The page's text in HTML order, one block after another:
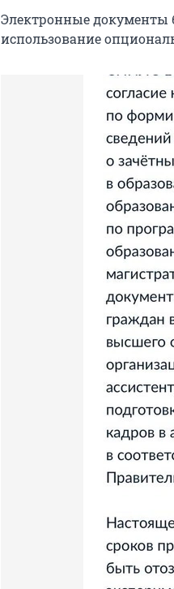
Электронные документы
использование